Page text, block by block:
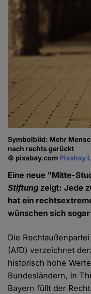
Symbolbild: Mehr
nach rechts gerückt
© pixabay.com Pixabay
Eine neue "Mitte-
Stiftung zeigt: Jede
hat ein
wünschen sich
Die
(AfD) verzeichnet
historisch hohe
Bundesländern, in
Bayern füllt der